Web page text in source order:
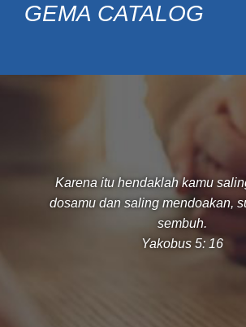
GEMA CATALOG
Karena itu hendaklah kamu
dosamu dan saling mendoakan,
sembuh.
Yakobus 5: 16